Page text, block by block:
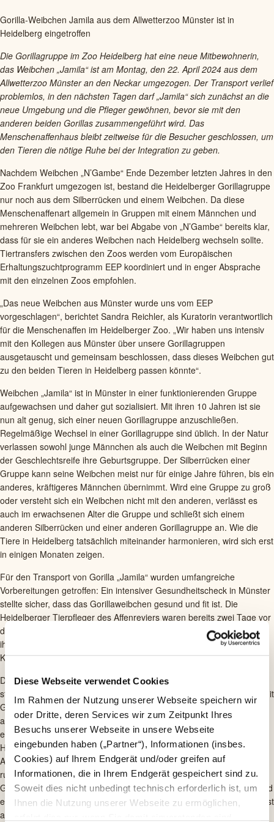
Diese Webseite verwendet Cookies
Im Rahmen der Nutzung unserer Webseite speichern wir
oder Dritte, deren Services wir zum Zeitpunkt Ihres
Besuchs unserer Webseite in unsere Webseite
eingebunden haben („Partner“), Informationen (insbes.
Cookies) auf Ihrem Endgerät und/oder greifen auf
Informationen, die in Ihrem Endgerät gespeichert sind zu.
Soweit dies nicht unbedingt technisch erforderlich ist, um
Ihnen die Nutzung unserer Webseite zu ermöglichen,
Gorilla-Weibchen Jamila aus dem Allwetterzoo Münster ist in
Heidelberg eingetroffen
Die Gorillagruppe im Zoo Heidelberg hat eine neue Mitbewohnerin,
das Weibchen „Jamila“ ist am Montag, den 22. April 2024 aus dem
Allwetterzoo Münster an den Neckar umgezogen. Der Transport verlief
problemlos, in den nächsten Tagen darf „Jamila“ sich zunächst an die
neue Umgebung und die Pfleger gewöhnen, bevor sie mit den
anderen beiden Gorillas zusammengeführt wird. Das
Menschenaffenhaus bleibt zeitweise für die Besucher geschlossen, um
den Tieren die nötige Ruhe bei der Integration zu geben.
Nachdem Weibchen „N’Gambe“ Ende Dezember letzten Jahres in den
Zoo Frankfurt umgezogen ist, bestand die Heidelberger Gorillagruppe
nur noch aus dem Silberrücken und einem Weibchen. Da diese
Menschenaffenart allgemein in Gruppen mit einem Männchen und
mehreren Weibchen lebt, war bei Abgabe von „N’Gambe“ bereits klar,
dass für sie ein anderes Weibchen nach Heidelberg wechseln sollte.
Tiertransfers zwischen den Zoos werden vom Europäischen
Erhaltungszuchtprogramm EEP koordiniert und in enger Absprache
mit den einzelnen Zoos empfohlen.
„Das neue Weibchen aus Münster wurde uns vom EEP
vorgeschlagen“, berichtet Sandra Reichler, als Kuratorin verantwortlich
für die Menschenaffen im Heidelberger Zoo. „Wir haben uns intensiv
mit den Kollegen aus Münster über unsere Gorillagruppen
ausgetauscht und gemeinsam beschlossen, dass dieses Weibchen gut
zu den beiden Tieren in Heidelberg passen könnte“.
Weibchen „Jamila“ ist in Münster in einer funktionierenden Gruppe
aufgewachsen und daher gut sozialisiert. Mit ihren 10 Jahren ist sie
nun alt genug, sich einer neuen Gorillagruppe anzuschließen.
Regelmäßige Wechsel in einer Gorillagruppe sind üblich. In der Natur
verlassen sowohl junge Männchen als auch die Weibchen mit Beginn
der Geschlechtsreife ihre Geburtsgruppe. Der Silberrücken einer
Gruppe kann seine Weibchen meist nur für einige Jahre führen, bis ein
anderes, kräftigeres Männchen übernimmt. Wird eine Gruppe zu groß
oder versteht sich ein Weibchen nicht mit den anderen, verlässt es
auch im erwachsenen Alter die Gruppe und schließt sich einem
anderen Silberrücken und einer anderen Gorillagruppe an. Wie die
Tiere in Heidelberg tatsächlich miteinander harmonieren, wird sich erst
in einigen Monaten zeigen.
Für den Transport von Gorilla „Jamila“ wurden umfangreiche
Vorbereitungen getroffen: Ein intensiver Gesundheitscheck in Münster
stellte sicher, dass das Gorillaweibchen gesund und fit ist. Die
Heidelberger Tierpfleger des Affenreviers waren bereits zwei Tage vor
dem geplanten Transporttermin nach Münster gereist, um „Jamila“ in
ihrer gewohnten Umgebung kennenzulernen und sich mit den
Kollegen in Münster auszutauschen.
Das Verladen in eine spezielle Transportkiste fand am Montagmorgen
statt und verlief ohne Zwischenfälle, bevor die Heidelberger Pfleger mit
Gorilla per Straßentransport zurück in Richtung Heidelberg
aufgebrochen sind. Ein vertrauter Tierpfleger von „Jamila“ begleitete
ebenfalls den Transport nach Heidelberg und wird die ersten Tage in
Heidelberg bleiben, um die Eingewöhnung zu unterstützen. Nach der
Ankunft in Heidelberg darf sich das Gorillaweibchen nun in einem
ruhigen Gehege hinter den Kulissen ausruhen, bevor sie alle
Gehegebereiche getrennt von den anderen Gorillas kennenlernen und
erkunden darf. Der erste Kontakt zu ihren Mitbewohnern wird zunächst
aus der Entfernung mit einem schützenden Gitter dazwischen